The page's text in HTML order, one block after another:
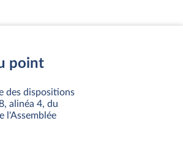
point
des dispositions
alinéa 4, du
l'Assemblée